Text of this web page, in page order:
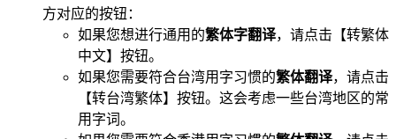
方对应的按钮：
如果您想进行通用的繁体字翻译，请点击【转繁体
中文】按钮。
如果您需要符合台湾用字习惯的繁体翻译，请点击
【转台湾繁体】按钮。这会考虑一些台湾地区的常
用字词。